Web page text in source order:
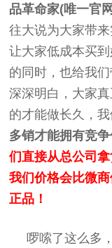
品革命家(唯一官
往大说为大家带
让大家低成本买
的同时，也给我
深深明白，大家
的才能做长久，我
多销才能拥有竞
们直接从总公司
我们价格会比微
正品！
啰嗦了这么多